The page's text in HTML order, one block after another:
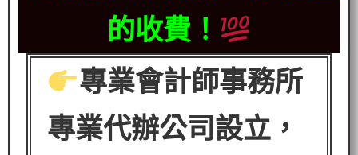
的收費！
專業會計師事務所
專業代辦公司設立，